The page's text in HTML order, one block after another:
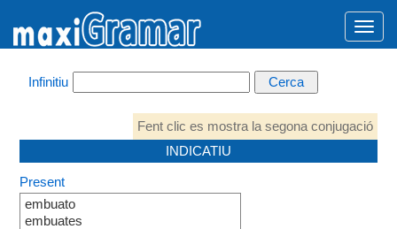
Infinitiu
Fent clic es mostra la segona conjugació
INDICATIU
Present
embuato
embuates